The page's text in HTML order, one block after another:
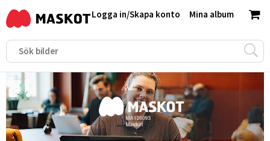
Mina album
Logga in/Skapa konto